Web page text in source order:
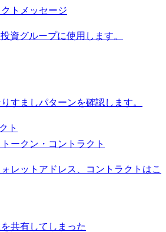
トメッセージ
資グループに使用します。
すましパターンを確認します。
ト
ークン・コントラクト
レットアドレス、コントラクトはこ
共有してしまった